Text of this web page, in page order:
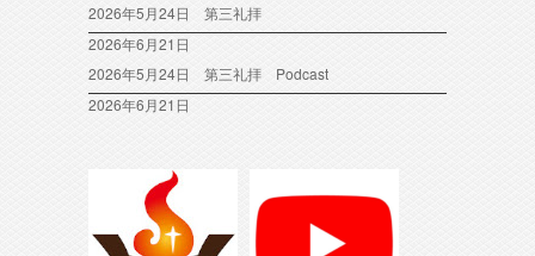
2026年5月24日 第三礼拝
2026年6月21日
2026年5月24日 第三礼拝 Podcast
2026年6月21日